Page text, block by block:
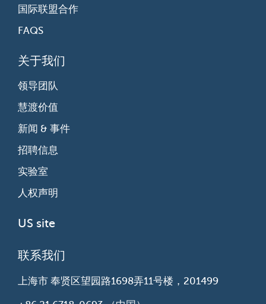
国际联盟合作
FAQS
关于我们
领导团队
慧渡价值
新闻 & 事件
招聘信息
实验室
人权声明
US site
联系我们
上海市 奉贤区望园路1698弄11号楼，201499